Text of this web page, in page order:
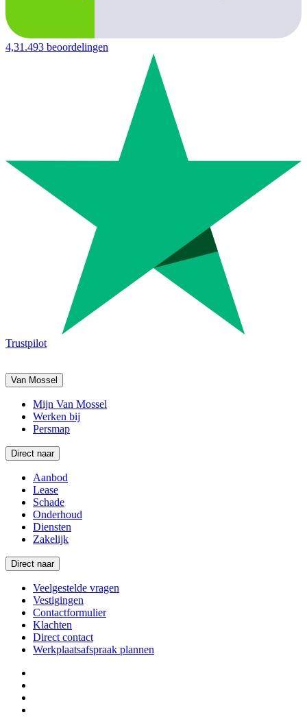
4,31.493 beoordelingen
Trustpilot
Van Mossel
Mijn Van Mossel
Werken bij
Persmap
Direct naar
Aanbod
Lease
Schade
Onderhoud
Diensten
Zakelijk
Direct naar
Veelgestelde vragen
Vestigingen
Contactformulier
Klachten
Direct contact
Werkplaatsafspraak plannen